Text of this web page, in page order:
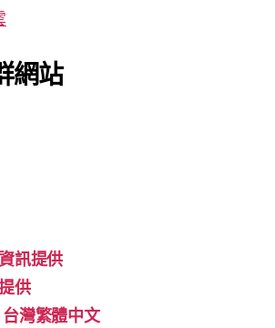
網站
訊提供
供
灣繁體中文